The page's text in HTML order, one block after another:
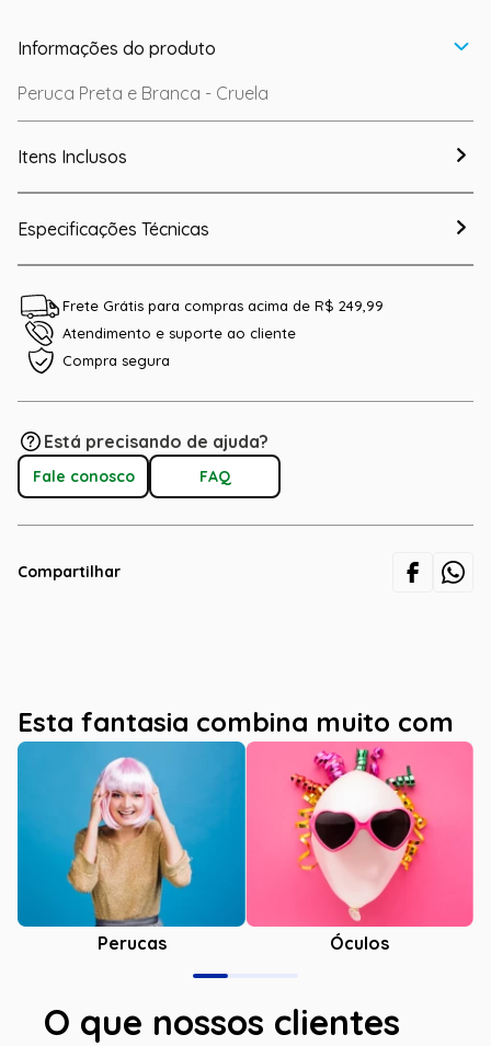
Informações do produto
Peruca Preta e Branca - Cruela
Itens Inclusos
Especificações Técnicas
Frete Grátis para compras acima de R$ 249,99
Atendimento e suporte ao cliente
Compra segura
Está precisando de ajuda?
Fale conosco FAQ
Compartilhar
Esta fantasia combina muito com
Perucas Óculos
O que nossos clientes